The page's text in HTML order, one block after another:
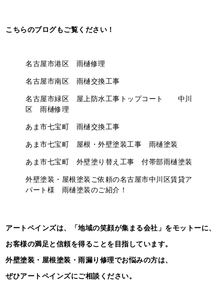
こちらのブログもご覧ください！
名古屋市港区 雨樋修理
名古屋市南区 雨樋交換工事
名古屋市緑区 屋上防水工事トップコート 中川
区 雨樋修理
あま市七宝町 雨樋交換工事
あま市七宝町 屋根・外壁塗装工事 雨樋塗装
あま市七宝町 外壁塗り替え工事 付帯部雨樋塗装
外壁塗装・屋根塗装ご依頼の名古屋市中川区賃貸ア
パート様 雨樋塗装のご紹介！
アートペインズは、「地域の笑顔が集まる会社」をモットーに、
お客様の満足と信頼を得ることを目指しています。
外壁塗装・屋根塗装・雨漏り修理でお悩みの方は、
ぜひアートペインズにご相談ください。